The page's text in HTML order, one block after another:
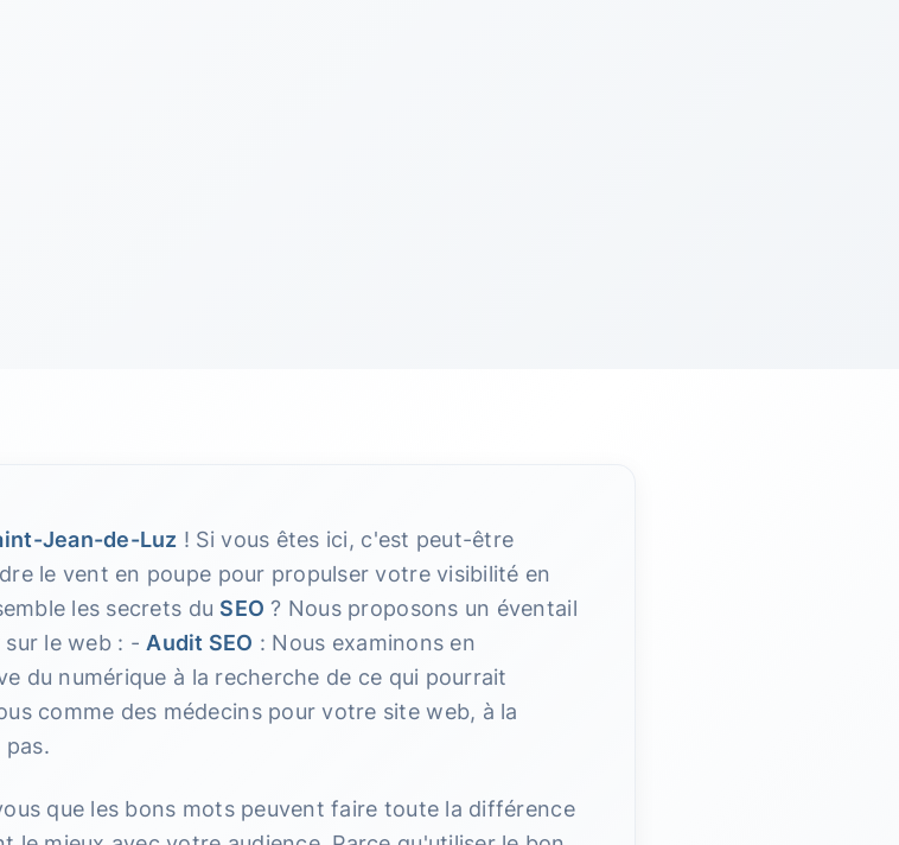
Jean-de-Luz ! Si vous êtes ici, c'est peut-être
le vent en poupe pour propulser votre visibilité en
les secrets du SEO ? Nous proposons un éventail
le web : - Audit SEO : Nous examinons en
du numérique à la recherche de ce qui pourrait
comme des médecins pour votre site web, à la
que les bons mots peuvent faire toute la différence